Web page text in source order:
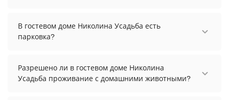
В гостевом доме Николина Усадьба есть
парковка?
парковка, уточните информацию перед
бронированием у менеджера, возможно, услуга
Разрешено ли в гостевом доме Николина
Усадьба проживание с домашними животными?